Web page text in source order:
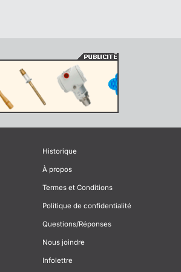
Historique
À propos
Termes et Conditions
Politique de confidentialité
Questions/Réponses
Nous joindre
Infolettre